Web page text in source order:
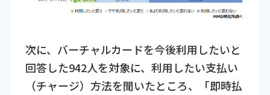
次に、バーチャルカードを今後利用したいと
回答した942人を対象に、利用したい支払い
（チャージ）方法を聞いたところ、「即時払